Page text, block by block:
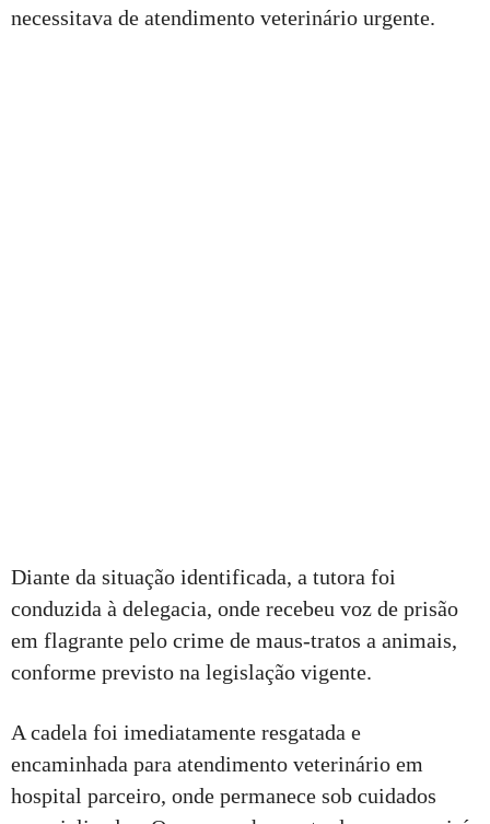
necessitava de atendimento veterinário urgente.
Diante da situação identificada, a tutora foi
conduzida à delegacia, onde recebeu voz de prisão
em flagrante pelo crime de maus-tratos a animais,
conforme previsto na legislação vigente.
A cadela foi imediatamente resgatada e
encaminhada para atendimento veterinário em
hospital parceiro, onde permanece sob cuidados